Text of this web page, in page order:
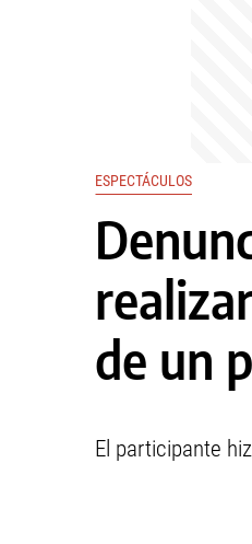
ESPECTÁCULOS
de un
El participante